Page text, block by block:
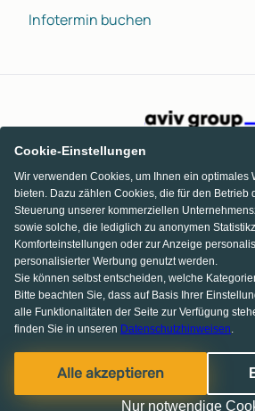
Infotermin buchen
© 2013-2026 MS media
Facebook
Cookie-Einstellungen
Wir verwenden Cookies, um Ihnen ein optimales
bieten. Dazu zählen Cookies, die für den Betrieb
Steuerung unserer kommerziellen
sowie solche, die lediglich zu anonymen
Komforteinstellungen oder zur Anzeige
personalisierter Werbung genutzt werden.
Sie können selbst entscheiden, welche
Bitte beachten Sie, dass auf Basis Ihrer
alle Funktionalitäten der Seite zur Verfügung
finden Sie in unseren Datenschutzhinweisen.
Alle akzeptieren
Nur notwendige